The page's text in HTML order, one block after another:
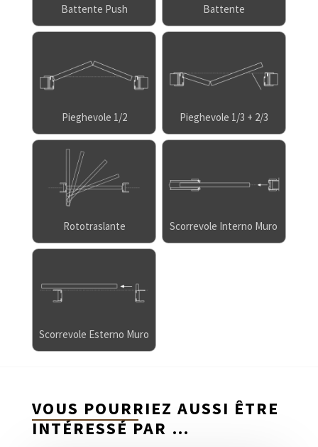
Battente Push Battente
Pieghevole 1/2 Pieghevole 1/3 + 2/3
Rototraslante Scorrevole Interno Muro
Scorrevole Esterno Muro
VOUS POURRIEZ AUSSI ÊTRE
INTÉRESSÉ PAR …